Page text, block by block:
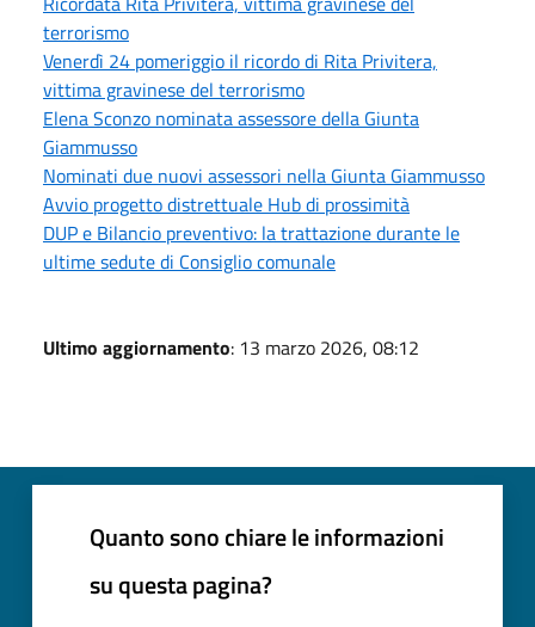
terrorismo
Venerdì 24 pomeriggio il ricordo di Rita Privitera,
vittima gravinese del terrorismo
Elena Sconzo nominata assessore della Giunta
Giammusso
Nominati due nuovi assessori nella Giunta Giammusso
Avvio progetto distrettuale Hub di prossimità
DUP e Bilancio preventivo: la trattazione durante le
ultime sedute di Consiglio comunale
Ultimo aggiornamento: 13 marzo 2026, 08:12
Quanto sono chiare le informazioni
su questa pagina?